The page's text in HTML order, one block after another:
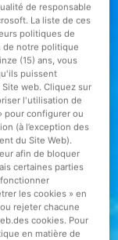
de responsable
La liste de ces
politiques de
de notre politique
(15) ans, vous
puissent
web. Cliquez sur
l'utilisation de
pour configurer ou
(à l’exception des
du Site Web).
afin de bloquer
certaines parties
les cookies » en
rejeter chacune
cookies. Pour
en matière de